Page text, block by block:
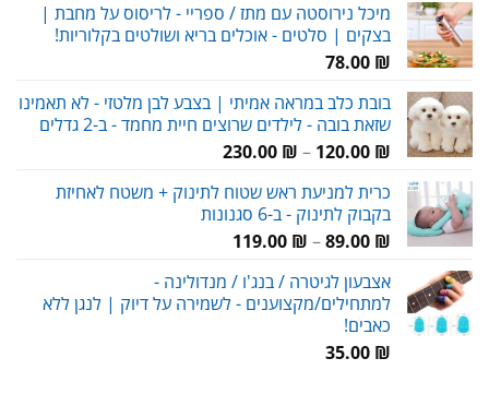
היה:
80.00 ₪.
הוא:
59.00 ₪.
מיכל נירוסטה עם מתז / ספריי - לריסוס על מחבת |
בצקים | סלטים - אוכלים בריא ושולטים בקלוריות!
78.00 ₪
בובת כלב במראה אמיתי | בצבע לבן מלטזי - לא תאמינו
שזאת בובה - לילדים שרוצים חיית מחמד - ב-2 גדלים
120.00 ₪
–
230.00 ₪
טווח
עד
כרית למניעת ראש שטוח לתינוק + משטח לאחיזת
בקבוק לתינוק - ב-6 סגנונות
89.00 ₪
–
119.00 ₪
עד
אצבעון לגיטרה / בנג'ו / מנדולינה -
למתחילים/מקצוענים - לשמירה על דיוק | לנגן ללא
כאבים!
35.00 ₪